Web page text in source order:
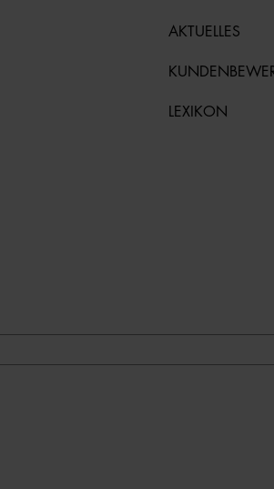
AKTUELLES
LEXIKON